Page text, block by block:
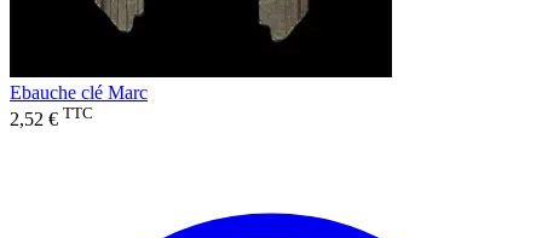
Ebauche clé Marc
2,52 € TTC